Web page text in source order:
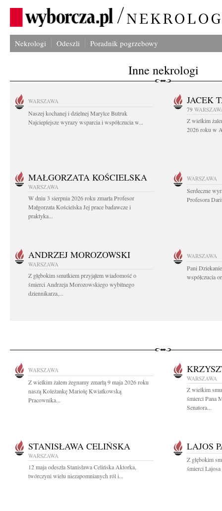
Nekrologi Odeszli Poradnik pogrzebowy
Inne nekrologi
WARSZAWA
Naszej kochanej i dzielnej Marylce Butruk
Najcieplejsze wyrazy wsparcia i współczucia w...
JACEK
79
Z wielkim
2026 roku w
MAŁGORZATA KOŚCIELSKA
WARSZAWA
W dniu 3 sierpnia 2026 roku zmarła Profesor
Małgorzata Kościelska Jej prace badawcze i
praktyka...
WARSZAWA
Serdeczne
Profesora
ANDRZEJ MOROZOWSKI
WARSZAWA
Z głębokim smutkiem przyjąłem wiadomość o
śmierci Andrzeja Morozowskiego wybitnego
dziennikarza,...
WARSZAWA
Pani
współczucia
WARSZAWA
Z wielkim żalem żegnamy zmarłą 9 maja 2026 roku
naszą Koleżankę Mariolę Kwiatkowską
Pracownika...
WARSZAWA
Z wielkim
śmierci Pana
Senatora...
STANISŁAWA CELIŃSKA
WARSZAWA
12 maja odeszła Stanisława Celińska Aktorka,
twórczyni wielu niezapomnianych ról i...
LAJOS
Z głębokim
śmierci